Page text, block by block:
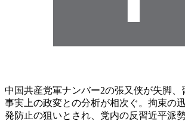
中国共産党軍ナンバー2の張又侠が失脚、
事実上の政変との分析が相次ぐ。拘束の
発防止の狙いとされ、党内の反習近平派